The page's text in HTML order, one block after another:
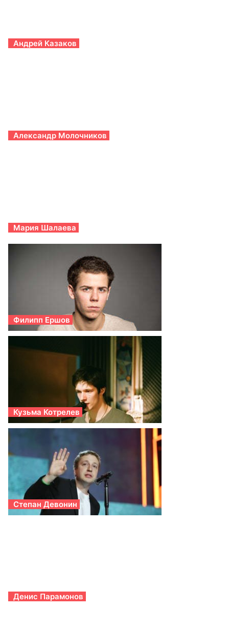
Андрей Казаков
Александр Молочников
Мария Шалаева
Филипп Ершов
Кузьма Котрелев
Степан Девонин
Денис Парамонов